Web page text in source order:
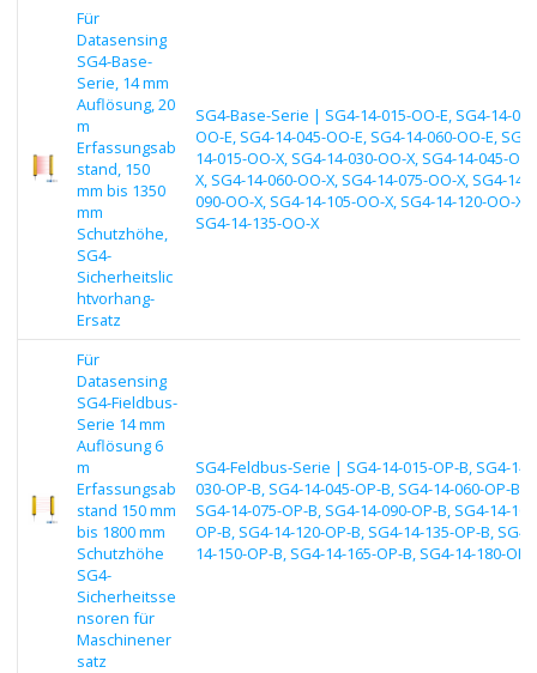
Für
Datasensing
SG4-Base-
Serie, 14 mm
Auflösung, 20
m
Erfassungsab
stand, 150
mm bis 1350
mm
Schutzhöhe,
SG4-
Sicherheitslic
htvorhang-
Ersatz
SG4-Base-Serie | SG4-14-015-OO-E, SG4-14-
OO-E, SG4-14-045-OO-E, SG4-14-060-OO-E, SG4-
14-015-OO-X, SG4-14-030-OO-X, SG4-14-045-OO-
X, SG4-14-060-OO-X, SG4-14-075-OO-X, SG4-14-
090-OO-X, SG4-14-105-OO-X, SG4-14-120-OO-X,
SG4-14-135-OO-X
Für
Datasensing
SG4-Fieldbus-
Serie 14 mm
Auflösung 6
m
Erfassungsab
stand 150 mm
bis 1800 mm
Schutzhöhe
SG4-
Sicherheitsse
nsoren für
Maschinener
satz
SG4-Feldbus-Serie | SG4-14-015-OP-B, SG4-14-
030-OP-B, SG4-14-045-OP-B, SG4-14-060-OP-B,
SG4-14-075-OP-B, SG4-14-090-OP-B, SG4-14-
OP-B, SG4-14-120-OP-B, SG4-14-135-OP-B, SG4-
14-150-OP-B, SG4-14-165-OP-B, SG4-14-180-OP-